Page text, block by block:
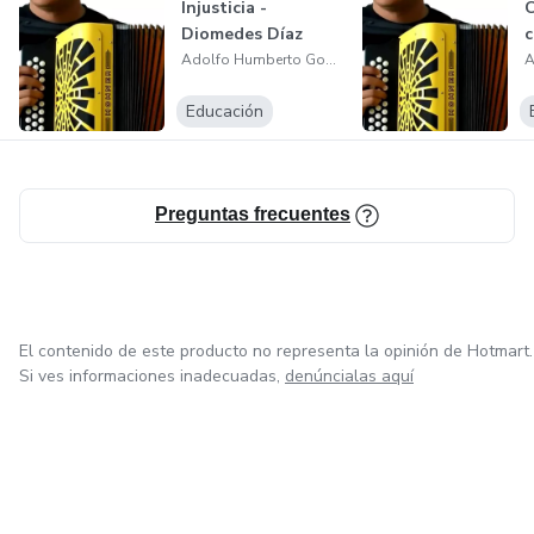
Adquiérelo ahora mismo y podrás comenzar a aprender de
inmediato.
Injusticia -
Diomedes Díaz
Adolfo Humberto González
Educación
Preguntas frecuentes
El contenido de este producto no representa la opinión de Hotmart.
Si ves informaciones inadecuadas, denúncialas aquí